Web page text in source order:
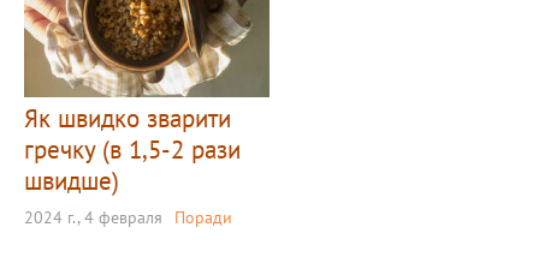
Як швидко зварити
гречку (в 1,5-2 рази
швидше)
2024 г., 4 февраля Поради